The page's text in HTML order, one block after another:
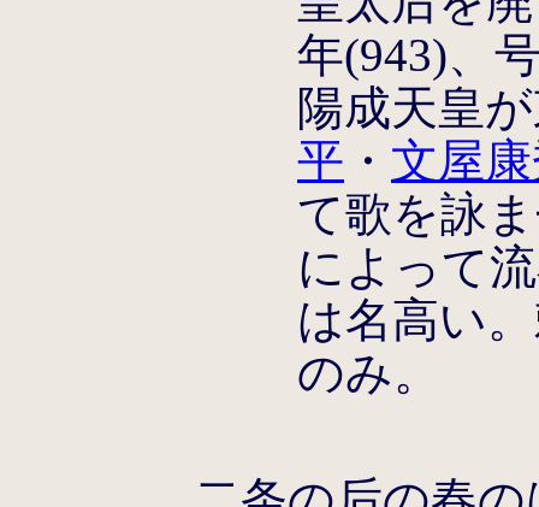
年(943)、
陽成天皇
平 ・ 文屋
て歌を詠
によって
は名高い
のみ。